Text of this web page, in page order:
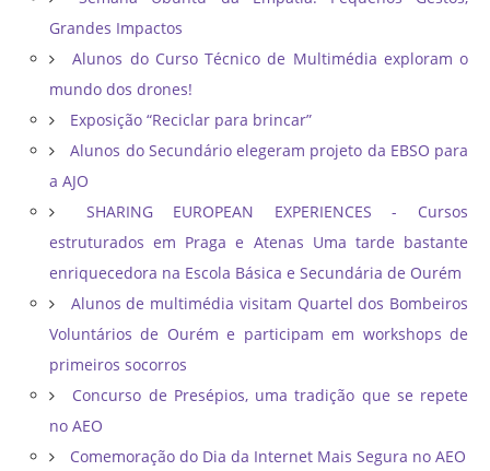
Grandes Impactos
Alunos do Curso Técnico de Multimédia exploram o
mundo dos drones!
Exposição “Reciclar para brincar”
Alunos do Secundário elegeram projeto da EBSO para
a AJO
SHARING EUROPEAN EXPERIENCES - Cursos
estruturados em Praga e Atenas Uma tarde bastante
enriquecedora na Escola Básica e Secundária de Ourém
Alunos de multimédia visitam Quartel dos Bombeiros
Voluntários de Ourém e participam em workshops de
primeiros socorros
Concurso de Presépios, uma tradição que se repete
no AEO
Comemoração do Dia da Internet Mais Segura no AEO